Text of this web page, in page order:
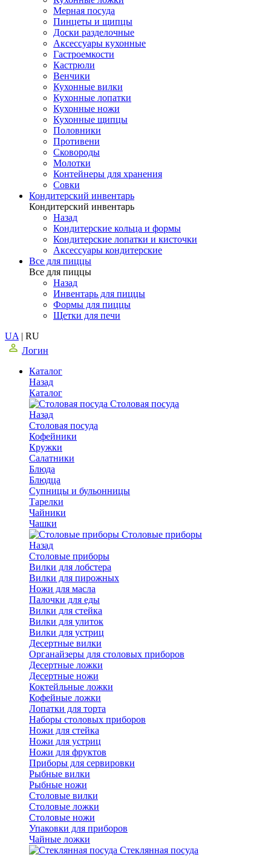
Мерная посуда
Пинцеты и щипцы
Доски разделочные
Аксессуары кухонные
Гастроемкости
Кастрюли
Венчики
Кухонные вилки
Кухонные лопатки
Кухонные ножи
Кухонные щипцы
Половники
Противени
Сковороды
Молотки
Контейнеры для хранения
Совки
Кондитерский инвентарь
Кондитерский инвентарь
Назад
Кондитерские кольца и формы
Кондитерские лопатки и кисточки
Аксессуары кондитерские
Все для пиццы
Все для пиццы
Назад
Инвентарь для пиццы
Формы для пиццы
Щетки для печи
UA | RU
Логин
Каталог
Назад
Каталог
Столовая посуда
Назад
Столовая посуда
Кофейники
Кружки
Салатники
Блюда
Блюдца
Супницы и бульонницы
Тарелки
Чайники
Чашки
Cтоловые приборы
Назад
Cтоловые приборы
Вилки для лобстера
Вилки для пирожных
Ножи для масла
Палочки для еды
Вилки для стейка
Вилки для улиток
Вилки для устриц
Десертные вилки
Органайзеры для столовых приборов
Десертные ложки
Десертные ножи
Коктейльные ложки
Кофейные ложки
Лопатки для торта
Наборы столовых приборов
Ножи для стейка
Ножи для устриц
Ножи для фруктов
Приборы для сервировки
Рыбные вилки
Рыбные ножи
Столовые вилки
Столовые ложки
Столовые ножи
Упаковки для приборов
Чайные ложки
Стеклянная посуда